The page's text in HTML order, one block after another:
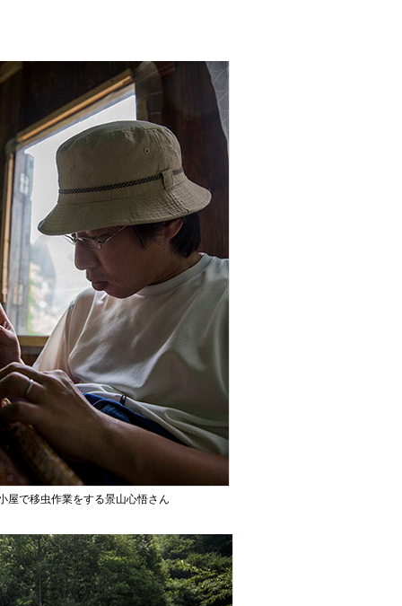
屋で移虫作業をする景山心悟さん